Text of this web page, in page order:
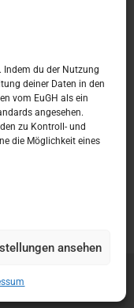
Indem du der Nutzung
deiner Daten in den
vom EuGH als ein
angesehen.
zu Kontroll- und
die Möglichkeit eines
ansehen
7 8 9
14 15
21 22 23